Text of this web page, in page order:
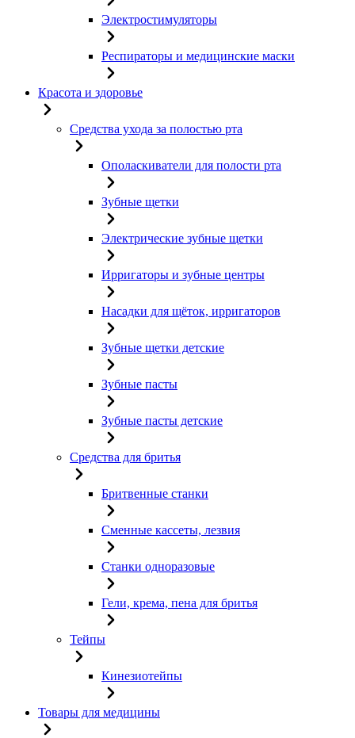
Электростимуляторы
Респираторы и медицинские маски
Красота и здоровье
Средства ухода за полостью рта
Ополаскиватели для полости рта
Зубные щетки
Электрические зубные щетки
Ирригаторы и зубные центры
Насадки для щёток, ирригаторов
Зубные щетки детские
Зубные пасты
Зубные пасты детские
Средства для бритья
Бритвенные станки
Сменные кассеты, лезвия
Станки одноразовые
Гели, крема, пена для бритья
Тейпы
Кинезиотейпы
Товары для медицины